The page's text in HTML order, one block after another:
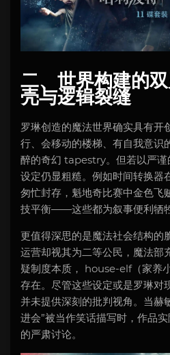
二、世界构建的
壳与逻辑裂缝
罗琳创造的魔法世界确实具有开
行、会移动的楼梯、有自我意识
醉的奇幻 tapestry。但若以严谨
设定仍显粗糙。例如时间转换器
匆忙封存，魁地奇比赛中金色飞
技平衡——这些都为叙事便利牺
更值得深思的是魔法社会结构的
运营却视其为二等公民，魔法部
疑制度本质， house-elf（家养
存在。尽管这些设定或是罗琳对
并未提供深刻的批判视角。当赫
进会”被当作笑话描写时，作品
的严肃讨论。